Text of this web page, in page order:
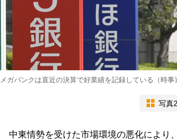
メガバンクは直近の決算で好業績を記録している（時事
写真
中東情勢を受けた市場環境の悪化により